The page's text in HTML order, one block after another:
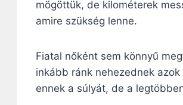
mögöttük, de kilométerek
amire szükség lenne.
Fiatal nőként sem könnyű
inkább ránk nehezednek
ennek a súlyát, de a